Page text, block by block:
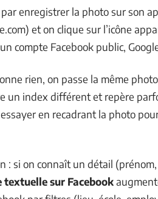
par enregistrer la photo sur son
et on clique sur l’icône
compte Facebook public,
rien, on passe la même
un index différent et repère
en recadrant la photo
: si on connaît un détail
textuelle sur Facebook